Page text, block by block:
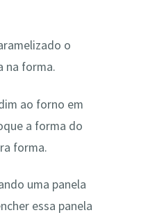
o
na forma.
ao forno em
a forma do
forma.
uma panela
essa panela